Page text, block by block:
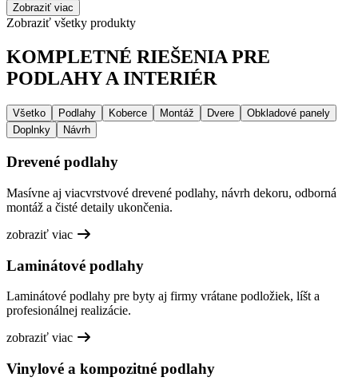
Zobraziť viac
Zobraziť všetky produkty
KOMPLETNÉ RIEŠENIA PRE
PODLAHY A INTERIÉR
Všetko Podlahy Koberce Montáž Dvere
Obkladové panely
Doplnky
Návrh
Drevené podlahy
Masívne aj viacvrstvové drevené podlahy, návrh dekoru, odborná
montáž a čisté detaily ukončenia.
zobraziť viac
Laminátové podlahy
Laminátové podlahy pre byty aj firmy vrátane podložiek, líšt a
profesionálnej realizácie.
zobraziť viac
Vinylové a kompozitné podlahy